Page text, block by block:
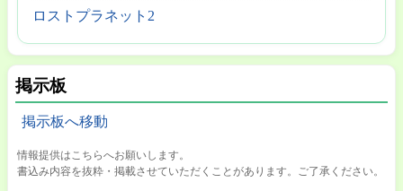
掲示板
掲示板へ移動
情報提供はこちらへお願いします。
書込み内容を抜粋・掲載させていただくことがあります。ご了承ください。
ロストプラネット2